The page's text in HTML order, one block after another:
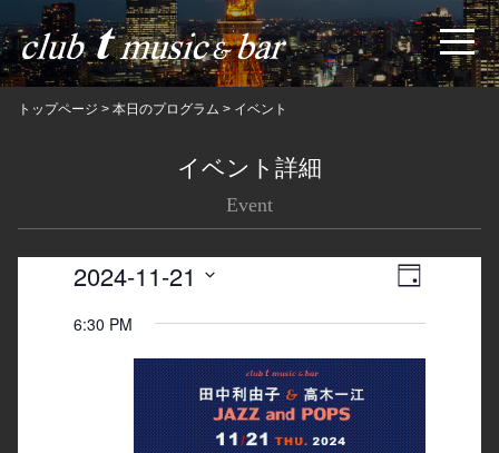
トップページ > 本日のプログラム > イベント
イベント詳細
Event
Views
Event
日
2024-11-21
date.
6:30 PM